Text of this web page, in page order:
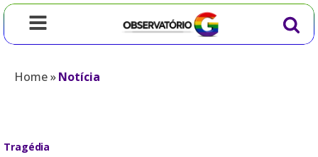
Home»Notícia
Tragédia